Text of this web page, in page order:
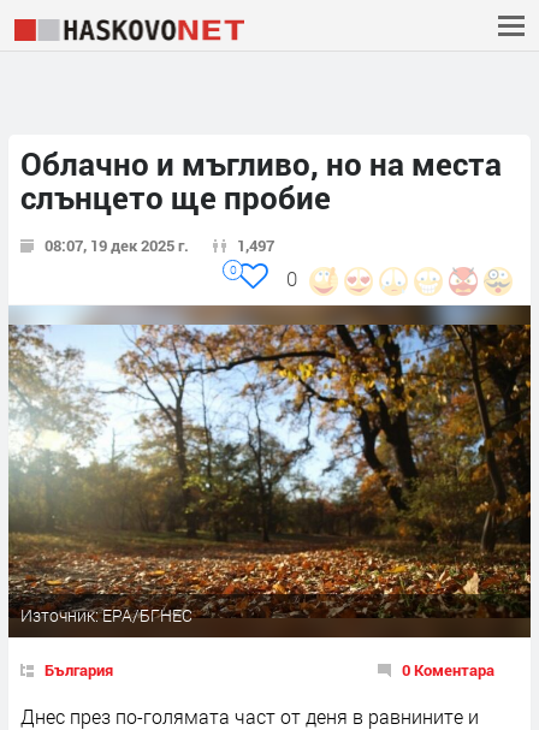
Облачно и мъгливо, но на места
слънцето ще пробие
08:07, 19 дек 2025 г. 1,497
0
0
Източник: EPA/БГНЕС
България 0 Коментара
Днес през по-голямата част от деня в равнините и